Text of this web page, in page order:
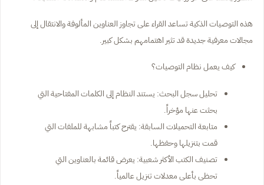
هذه التوصيات الذكية تساعد القراء على تجاوز العناوين المألوفة والانتقال إلى
مجالات معرفية جديدة قد تثير اهتمامهم بشكل كبير.
كيف يعمل نظام التوصيات؟
تحليل سجل البحث: يستند النظام إلى الكلمات المفتاحية التي
بحثت عنها مؤخراً.
متابعة التحميلات السابقة: يقترح كتباً مشابهة للملفات التي
قمت بتنزيلها وحفظها.
تصنيف الكتب الأكثر شعبية: يعرض قائمة بالعناوين التي
تحظى بأعلى معدلات تنزيل عالمياً.